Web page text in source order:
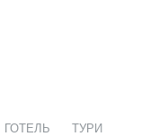
ГОТЕЛЬ ТУРИ